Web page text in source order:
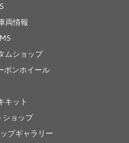
両情報
ムショップ
ボンホイール
キット
ショップ
プギャラリー